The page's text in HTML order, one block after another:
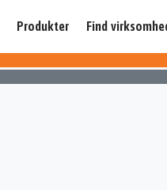
Produkter Find